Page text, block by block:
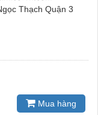
Thạch Quận 3
Mua hàng